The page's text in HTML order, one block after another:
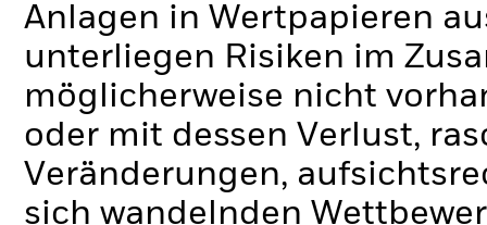
Anlagen in Wertpapieren
unterliegen Risiken im
möglicherweise nicht
oder mit dessen Verlust,
Veränderungen,
sich wandelnden